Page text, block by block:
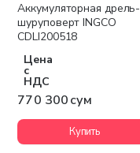
Аккумуляторная дрель-
шуруповерт INGCO
CDLI200518
Цена
с
НДС
770 300 сум
Купить